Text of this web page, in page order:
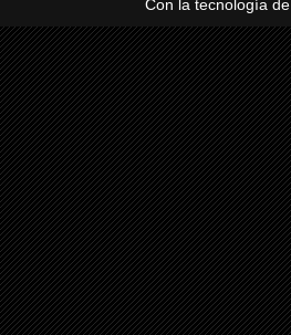
Con la tecnología de